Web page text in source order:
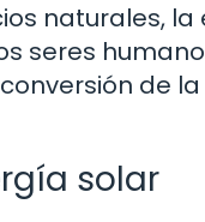
naturales,
seres
de
solar